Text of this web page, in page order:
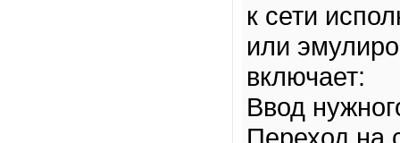
к сети
или
включает:
Ввод